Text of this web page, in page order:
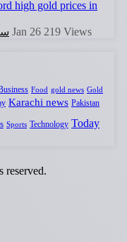
12 Jan 26 219 Views
Food gold news Gold
Karachi news Pakistan
Sports Technology Today
reserved.